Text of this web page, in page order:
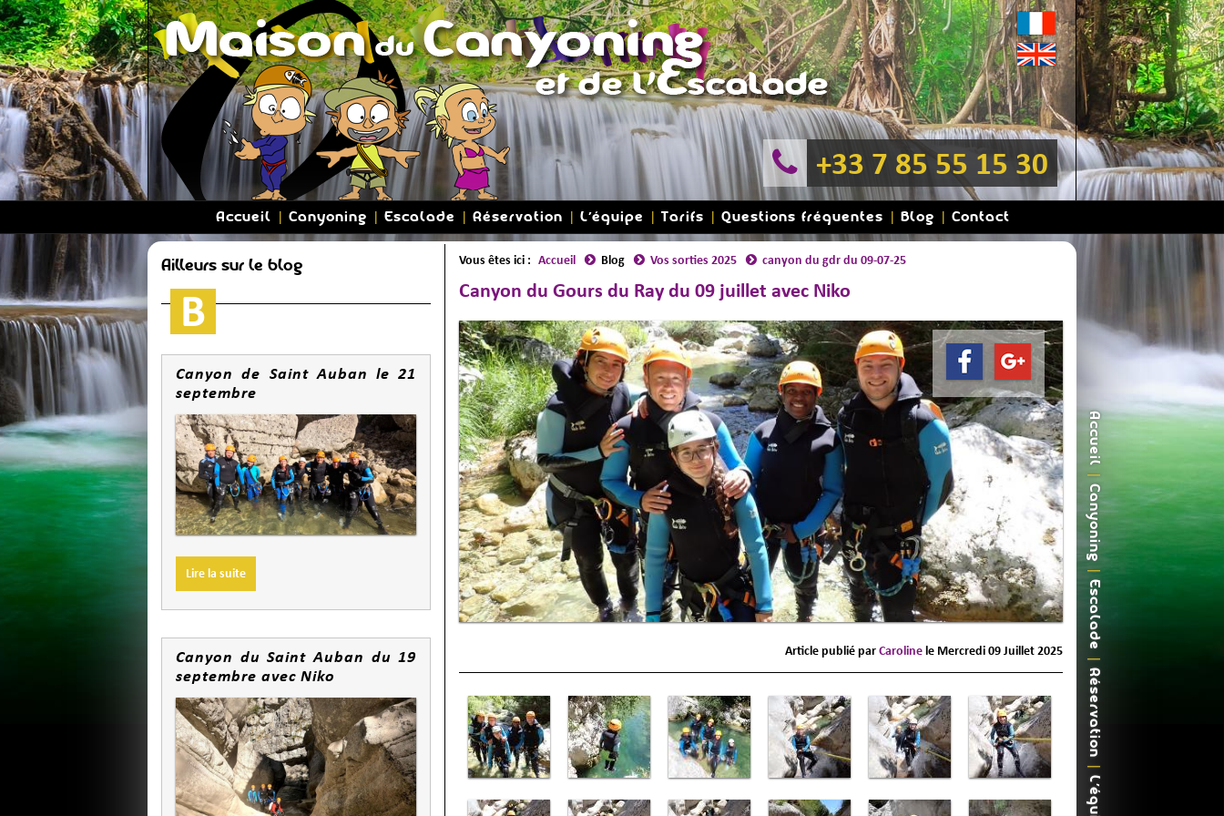
+33 7 85 55 15 30
Accueil Canyoning Escalade Réservation L'équipe Tarifs Questions fréquentes Blog Contact
Vous êtes ici : Accueil Blog Vos sorties 2025 canyon du gdr du 09-07-25
Canyon du Gours du Ray du 09 juillet avec Niko
Article publié parCarolinele Mercredi 09 Juillet 2025
Ailleurs sur le blog
Canyon de Saint Auban le 21
septembre
Lire la suite
Canyon du Saint Auban du 19
septembre avec Niko
Accueil
Canyoning
Escalade
Réservation